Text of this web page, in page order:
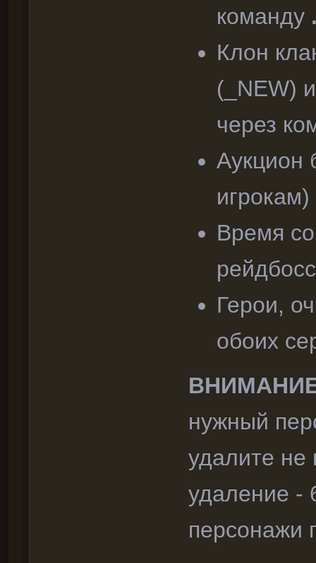
команду
Клон
(_NEW)
через
Аукцион
Время
Герои,
обоих
нужный
удалите не
удаление -
персонажи